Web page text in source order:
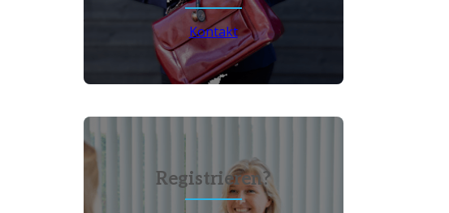
Kontakt
Registrieren?